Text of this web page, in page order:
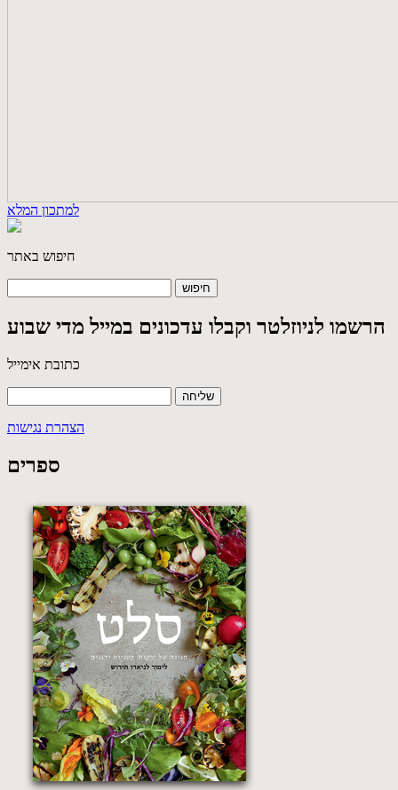
למתכון המלא
חיפוש באתר
הרשמו לניוזלטר וקבלו עדכונים במייל מדי שבוע
כתובת אימייל
הצהרת נגישות
ספרים